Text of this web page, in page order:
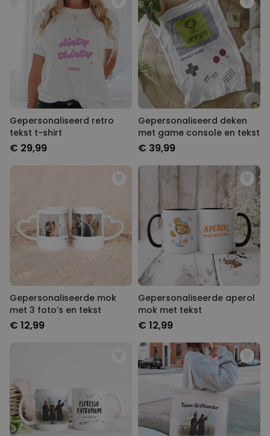
Gepersonaliseerd retro
tekst t-shirt
€ 29,99
Gepersonaliseerd deken
met game console en tekst
€ 39,99
Gepersonaliseerde mok
met 3 foto’s en tekst
€ 12,99
Gepersonaliseerde aperol
mok met tekst
€ 12,99